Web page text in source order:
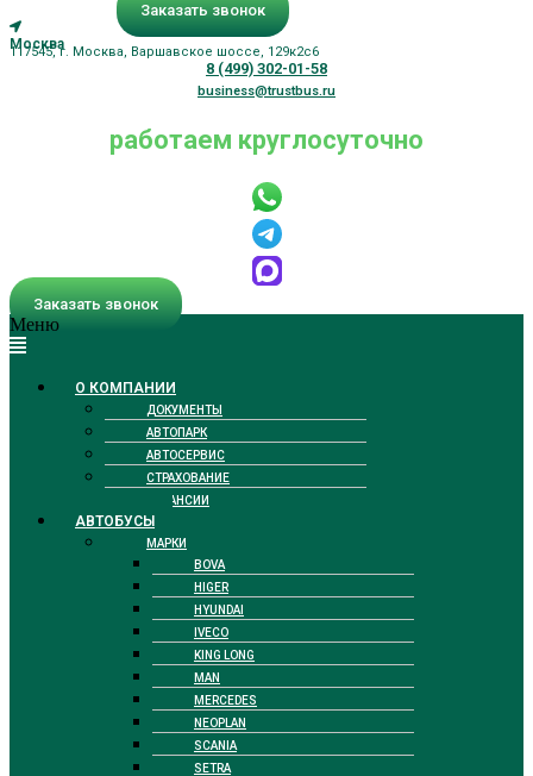
Заказать звонок
Москва
117545, г. Москва, Варшавское шоссе, 129к2с6
8 (499) 302-01-58
business@trustbus.ru
работаем круглосуточно
Заказать звонок
Меню
О КОМПАНИИ
ДОКУМЕНТЫ
АВТОПАРК
АВТОСЕРВИС
СТРАХОВАНИЕ
ВАКАНСИИ
АВТОБУСЫ
МАРКИ
BOVA
HIGER
HYUNDAI
IVECO
KING LONG
MAN
MERCEDES
NEOPLAN
SCANIA
SETRA